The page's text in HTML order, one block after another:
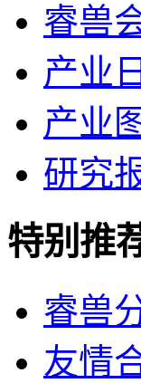
睿兽
产业
产业
研究
特别推
睿兽
友情